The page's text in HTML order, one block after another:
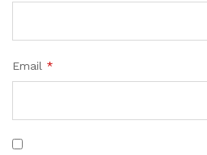
Email *